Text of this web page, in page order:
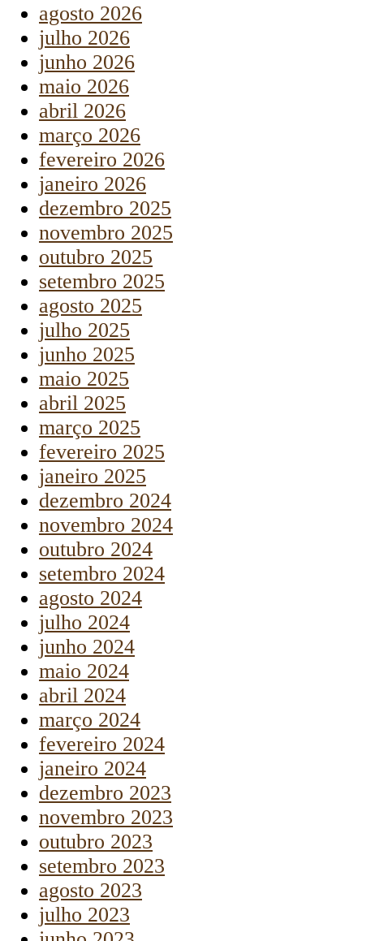
agosto 2026
julho 2026
junho 2026
maio 2026
abril 2026
março 2026
fevereiro 2026
janeiro 2026
dezembro 2025
novembro 2025
outubro 2025
setembro 2025
agosto 2025
julho 2025
junho 2025
maio 2025
abril 2025
março 2025
fevereiro 2025
janeiro 2025
dezembro 2024
novembro 2024
outubro 2024
setembro 2024
agosto 2024
julho 2024
junho 2024
maio 2024
abril 2024
março 2024
fevereiro 2024
janeiro 2024
dezembro 2023
novembro 2023
outubro 2023
setembro 2023
agosto 2023
julho 2023